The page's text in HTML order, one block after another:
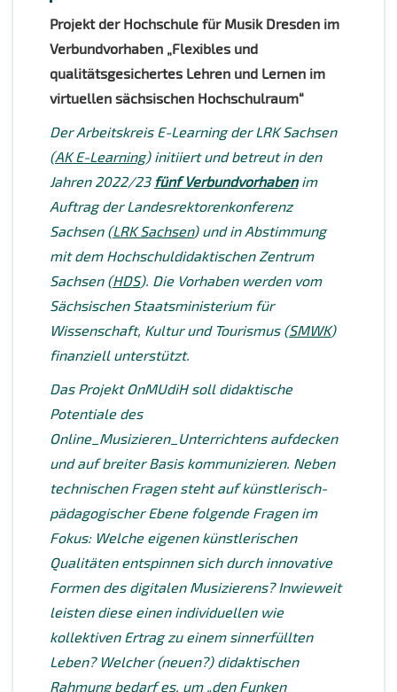
Projekt der Hochschule für Musik Dresden im
Verbundvorhaben „Flexibles und
qualitätsgesichertes Lehren und Lernen im
virtuellen sächsischen Hochschulraum“
Der Arbeitskreis E-Learning der LRK Sachsen
(AK E-Learning) initiiert und betreut in den
Jahren 2022/23 fünf Verbundvorhaben im
Auftrag der Landesrektorenkonferenz
Sachsen (LRK Sachsen)und in Abstimmung
mit dem Hochschuldidaktischen Zentrum
Sachsen (HDS). Die Vorhaben werden vom
Sächsischen Staatsministerium für
Wissenschaft, Kultur und Tourismus (SMWK)
finanziell unterstützt.
Das Projekt OnMUdiH soll didaktische
Potentiale des
Online_Musizieren_Unterrichtens aufdecken
und auf breiter Basis kommunizieren. Neben
technischen Fragen steht auf künstlerisch-
pädagogischer Ebene folgende Fragen im
Fokus: Welche eigenen künstlerischen
Qualitäten entspinnen sich durch innovative
Formen des digitalen Musizierens? Inwieweit
leisten diese einen individuellen wie
kollektiven Ertrag zu einem sinnerfüllten
Leben? Welcher (neuen?) didaktischen
Rahmung bedarf es, um „den Funken